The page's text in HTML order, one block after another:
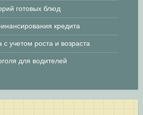
готовых блюд
кредита
с учетом роста и возраста
для водителей